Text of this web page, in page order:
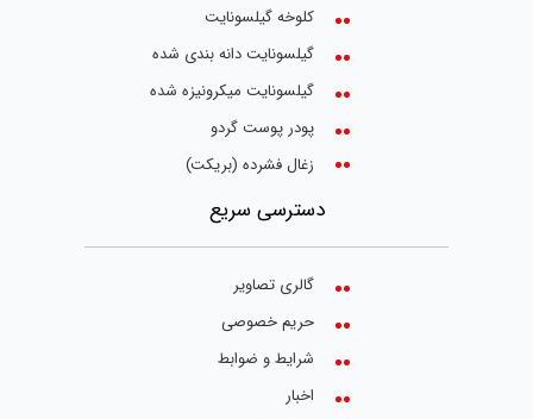
کلوخه گیلسونایت
گیلسونایت دانه بندی شده
گیلسونایت میکرونیزه شده
پودر پوست گردو
زغال فشرده (بریکت)
دسترسی سریع
گالری تصاویر
حریم خصوصی
شرایط و ضوابط
اخبار